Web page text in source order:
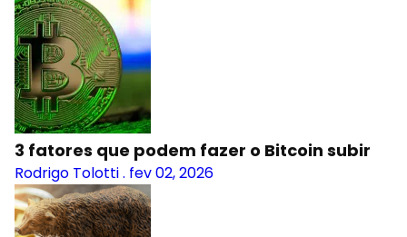
3 fatores que podem fazer o Bitcoin subir
Rodrigo Tolotti. fev 02, 2026